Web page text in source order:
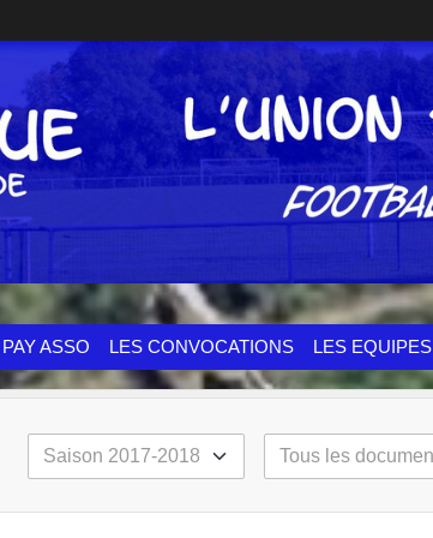
PAY ASSO LES CONVOCATIONS LES EQUIPES